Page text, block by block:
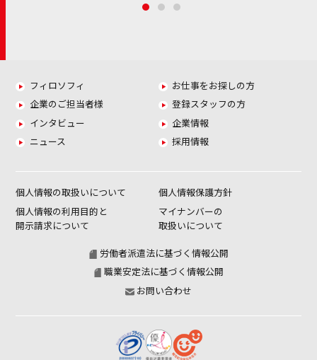
フィロソフィ
お仕事をお探しの方
企業のご担当者様
登録スタッフの方
インタビュー
企業情報
ニュース
採用情報
個人情報の取扱いについて
個人情報保護方針
個人情報の利用目的と
開示請求について
マイナンバーの
取扱いについて
労働者派遣法に基づく情報公開
職業安定法に基づく情報公開
お問い合わせ